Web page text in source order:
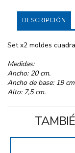
DESCRIPCIÓN
Set x2 moldes
Medidas:
Ancho: 20 cm.
Ancho de base: 19 cm
Alto: 7,5 cm.